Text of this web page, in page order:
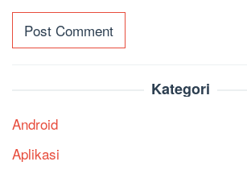
Kategori
Android
Aplikasi